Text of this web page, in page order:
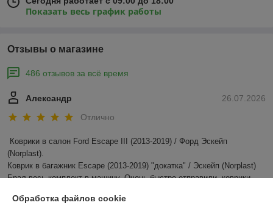
Показать весь график работы
Отзывы о магазине
486 отзывов за всё время
26.07.2026
Александр
Отлично
Коврики в салон Ford Escape III (2013-2019) / Форд Эскейп
(Norplast).
Коврик в багажник Escape (2013-2019) "докатка" / Эскейп (Norplast)
Брал весь комплект в машину. Очень быстро отправили, коврики
просто идеально. Продавцу спасибо.
Обработка файлов cookie